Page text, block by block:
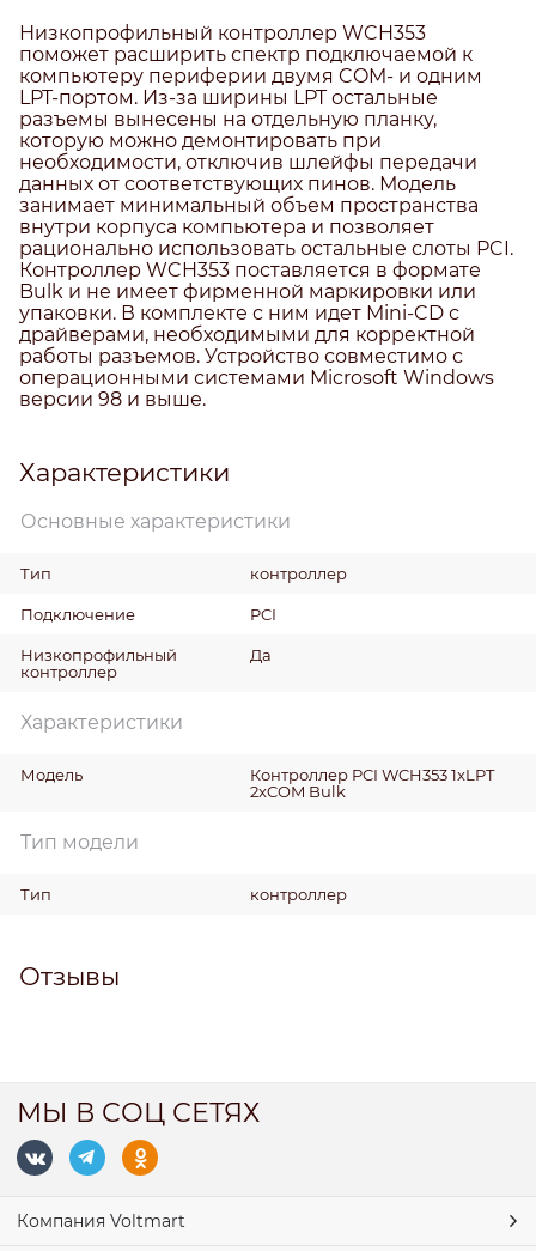
Низкопрофильный контроллер WCH353
поможет расширить спектр подключаемой к
компьютеру периферии двумя COM- и одним
LPT-портом. Из-за ширины LPT остальные
разъемы вынесены на отдельную планку,
которую можно демонтировать при
необходимости, отключив шлейфы передачи
данных от соответствующих пинов. Модель
занимает минимальный объем пространства
внутри корпуса компьютера и позволяет
рационально использовать остальные слоты PCI.
Контроллер WCH353 поставляется в формате
Bulk и не имеет фирменной маркировки или
упаковки. В комплекте с ним идет Mini-CD с
драйверами, необходимыми для корректной
работы разъемов. Устройство совместимо с
операционными системами Microsoft Windows
версии 98 и выше.
Характеристики
Основные характеристики
Тип контроллер
Подключение PCI
Низкопрофильный
контроллер
Да
Характеристики
Модель
Контроллер PCI WCH353 1xLPT
2xCOM Bulk
Тип модели
Тип контроллер
Отзывы
МЫ В СОЦ СЕТЯХ
Компания Voltmart